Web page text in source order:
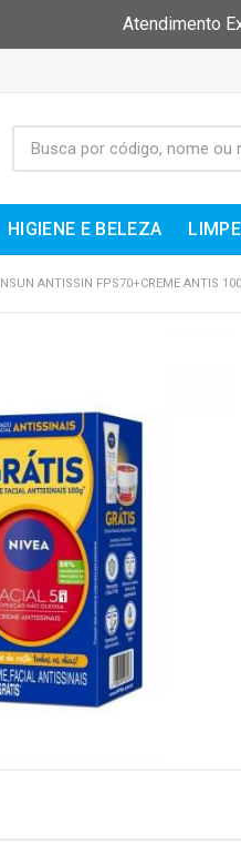
Atendimento
HIGIENE E BELEZA
NSUN ANTISSIN FPS70+CREME ANTIS